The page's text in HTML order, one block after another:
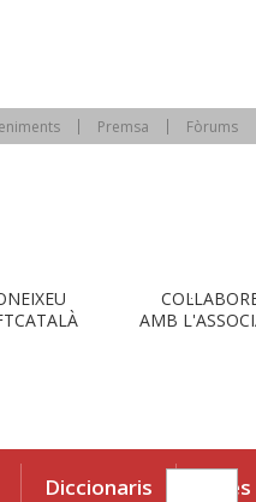
Premsa Fòrums
AMB
Diccionaris Eines